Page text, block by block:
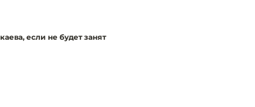
если не будет занят